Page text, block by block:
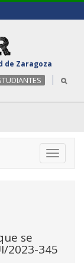
de Zaragoza
Toggle
se
2023-345